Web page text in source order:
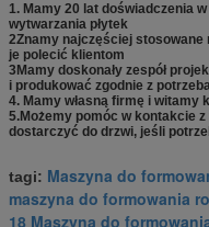
1. Mamy 20 lat doświadczenia
wytwarzania płytek
2Znamy najczęściej stosowane
je polecić klientom
3Mamy doskonały zespół
i produkować zgodnie z
4. Mamy własną firmę i witamy
5.Możemy pomóc w kontakcie
dostarczyć do drzwi, jeśli
tagi: Maszyna do
maszyna do formowania
18 Maszyna do